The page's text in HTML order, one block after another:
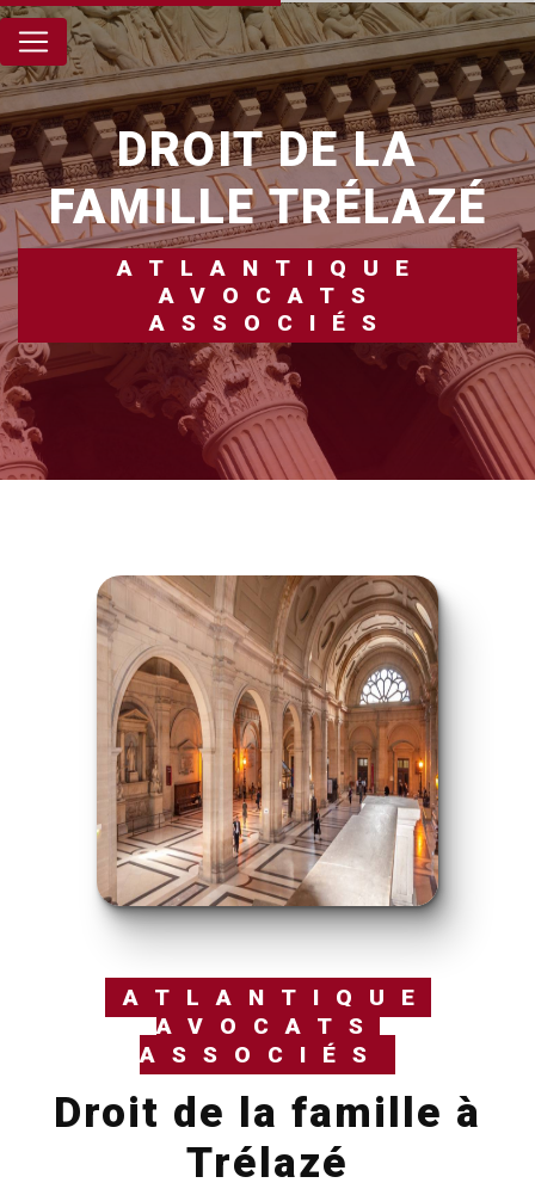
DROIT DE LA
FAMILLE TRÉLAZÉ
ATLANTIQUE
AVOCATS
ASSOCIÉS
ATLANTIQUE
AVOCATS
ASSOCIÉS
droit de la famille à
Trélazé
Panneau de gestion des cookies